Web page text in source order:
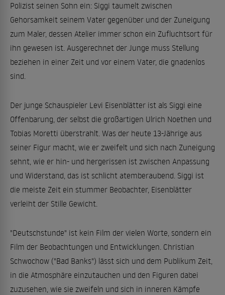
Polizist seinen Sohn ein: Siggi taumelt zwischen
Gehorsamkeit seinem Vater gegenüber und der Zuneigung
zum Maler, dessen Atelier immer schon ein Zufluchtsort für
ihn gewesen ist. Ausgerechnet der Junge muss Stellung
beziehen in einer Zeit und vor einem Vater, die gnadenlos
sind.
Der junge Schauspieler Levi Eisenblätter ist als Siggi eine
Offenbarung, der selbst die großartigen Ulrich Noethen und
Tobias Moretti überstrahlt. Was der heute 13-Jährige aus
seiner Figur macht, wie er zweifelt und sich nach Zuneigung
sehnt, wie er hin- und hergerissen ist zwischen Anpassung
und Widerstand, das ist schlicht atemberaubend. Siggi ist
die meiste Zeit ein stummer Beobachter, Eisenblätter
verleiht der Stille Gewicht.
"Deutschstunde" ist kein Film der vielen Worte, sondern ein
Film der Beobachtungen und Entwicklungen. Christian
Schwochow ("Bad Banks") lässt sich und dem Publikum Zeit,
in die Atmosphäre einzutauchen und den Figuren dabei
zuzusehen, wie sie zweifeln und sich in inneren Kämpfe